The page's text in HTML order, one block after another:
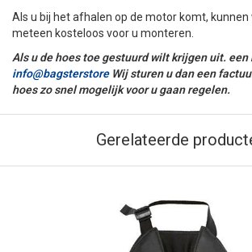
Als u bij het afhalen op de motor komt, kunnen
meteen kosteloos voor u monteren.
Als u de hoes toe gestuurd wilt krijgen uit.
info@bagsterstoreWij sturen u dan een
hoes zo snel mogelijk voor u gaan regelen.
Gerelateerde